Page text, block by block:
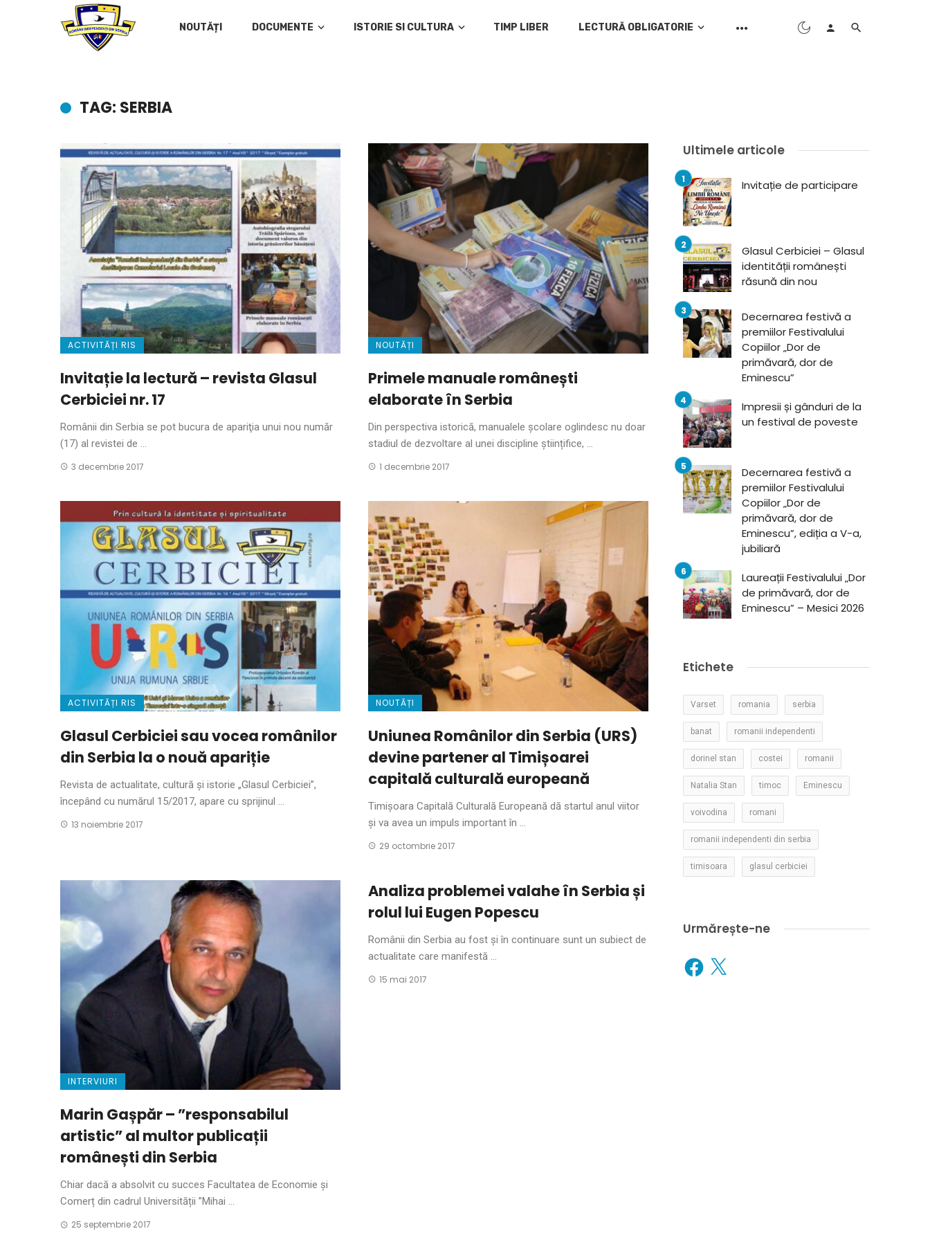
NOUTĂȚI DOCUMENTE ISTORIE SI CULTURA TIMP LIBER LECTURĂ OBLIGATORIE
TAG: SERBIA
ACTIVITĂȚI RIS
Invitație la lectură – revista Glasul
Cerbiciei nr. 17
Românii din Serbia se pot bucura de apariţia unui nou număr
(17) al revistei de ...
3 decembrie 2017
NOUTĂȚI
Primele manuale românești
elaborate în Serbia
Din perspectiva istorică, manualele școlare oglindesc nu doar
stadiul de dezvoltare al unei discipline științifice, ...
1 decembrie 2017
ACTIVITĂȚI RIS
Glasul Cerbiciei sau vocea românilor
din Serbia la o nouă apariție
Revista de actualitate, cultură şi istorie „Glasul Cerbiciei”,
începând cu numărul 15/2017, apare cu sprijinul ...
13 noiembrie 2017
NOUTĂȚI
Uniunea Românilor din Serbia (URS)
devine partener al Timișoarei
capitală culturală europeană
Timişoara Capitală Culturală Europeană dă startul anul viitor
şi va avea un impuls important în ...
29 octombrie 2017
INTERVIURI
Marin Gașpăr – ”responsabilul
artistic” al multor publicații
românești din Serbia
Chiar dacă a absolvit cu succes Facultatea de Economie și
Comerț din cadrul Universității ”Mihai ...
25 septembrie 2017
Analiza problemei valahe în Serbia și
rolul lui Eugen Popescu
Românii din Serbia au fost și în continuare sunt un subiect de
actualitate care manifestă ...
15 mai 2017
Ultimele articole
Invitație de participare
Glasul Cerbiciei – Glasul
identității românești
răsună din nou
Decernarea festivă a
premiilor Festivalului
Copiilor „Dor de
primăvară, dor de
Eminescu”
Impresii și gânduri de la
un festival de poveste
Decernarea festivă a
premiilor Festivalului
Copiilor „Dor de
primăvară, dor de
Eminescu”, ediția a V-a,
jubiliară
Laureații Festivalului „Dor
de primăvară, dor de
Eminescu” – Mesici 2026
Etichete
Varset romania serbia
banat romanii independenti
dorinel stan costei romanii
Natalia Stan timoc Eminescu
voivodina romani
romanii independenti din serbia
timisoara glasul cerbiciei
Urmărește-ne
Facebook
X